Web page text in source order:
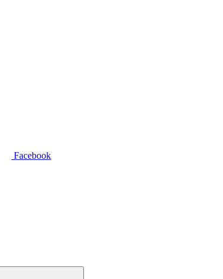
Facebook